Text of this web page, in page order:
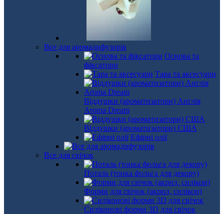
Все для аромадифузорів
Основа та
фіксатори
Тара та аксесуари
Віддушки (ароматизатори) Англія
Aroma Dream
Віддушки (ароматизатори) США
Ефірні олії
Все для свічок
Поталь (тонка фольга для декору)
Форми для свічок (акрил, силікон)
Силіконові форми 3D для свічок